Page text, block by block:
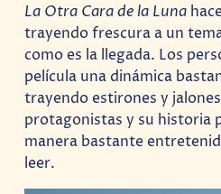
La Otra Cara de la Luna
trayendo frescura a un
como es la llegada. Los
película una dinámica
trayendo estirones y
protagonistas y su historia
manera bastante
leer.